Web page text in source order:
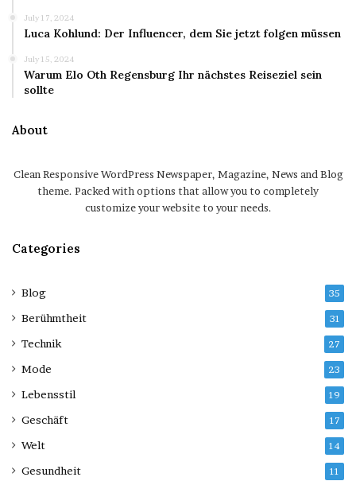
July 17, 2024
Luca Kohlund: Der Influencer, dem Sie jetzt folgen müssen
July 15, 2024
Warum Elo Oth Regensburg Ihr nächstes Reiseziel sein
sollte
About
Clean Responsive WordPress Newspaper, Magazine, News and Blog
theme. Packed with options that allow you to completely
customize your website to your needs.
Categories
Blog 35
Berühmtheit 31
Technik 27
Mode 23
Lebensstil 19
Geschäft 17
Welt 14
Gesundheit 11